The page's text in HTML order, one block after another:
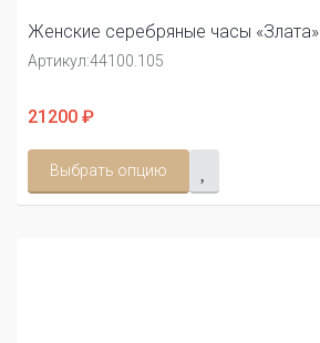
Женские серебряные часы «Злата»
Артикул:44100.105
21200 ₽
Выбрать опцию